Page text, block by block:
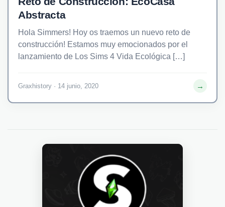
Abstracta
Hola Simmers! Hoy os traemos un nuevo reto de
construcción! Estamos muy emocionados por el
lanzamiento de Los Sims 4 Vida Ecológica […]
Graxhistory · 14 junio, 2020 →